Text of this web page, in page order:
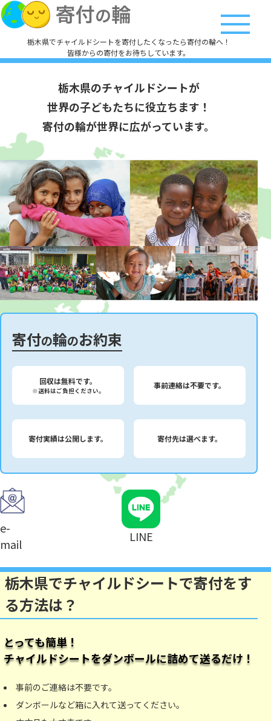
栃木県でチャイルドシートを寄付したくなったら寄付の輪へ！
皆様からの寄付をお待ちしています。
栃木県のチャイルドシートが
世界の子どもたちに役立ちます！
寄付の輪が世界に広がっています。
寄付の輪のお約束
回収は無料です。
※送料はご負担ください。
事前連絡は不要です。
寄付実績は公開します。 寄付先は選べます。
e-
mail
LINE
栃木県でチャイルドシートで寄付をす
る方法は？
とっても簡単！
チャイルドシートをダンボールに詰めて送るだけ！
事前のご連絡は不要です。
ダンボールなど箱に入れて送ってください。